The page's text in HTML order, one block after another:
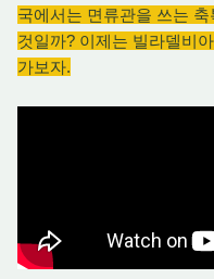
국에서는 면류관을 쓰는
것일까? 이제는 빌라델비
가보자.